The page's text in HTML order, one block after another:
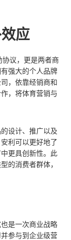
应
协议，更是两者商
强大的个人品牌
，依靠经销商和
，将体育营销与
设计、推广以及
利可以更好地了
更具创新性。此
的消费者群体，
是一次商业战略
参与到企业级营